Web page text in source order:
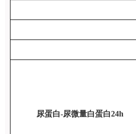
尿蛋白-尿微量白蛋白24h